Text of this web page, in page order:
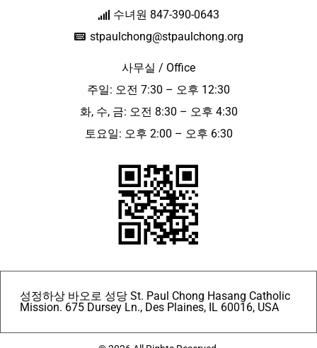
수녀원 847-390-0643
stpaulchong@stpaulchong.org
사무실 / Office
주일: 오전 7:30 – 오후 12:30
화, 수, 금: 오전 8:30 – 오후 4:30
토요일: 오후 2:00 – 오후 6:30
성정하상 바오로 성당 St. Paul Chong Hasang Catholic
Mission. 675 Dursey Ln., Des Plaines, IL 60016, USA